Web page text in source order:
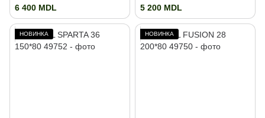
6 400 MDL
5 200 MDL
НОВИНКА НОВИНКА